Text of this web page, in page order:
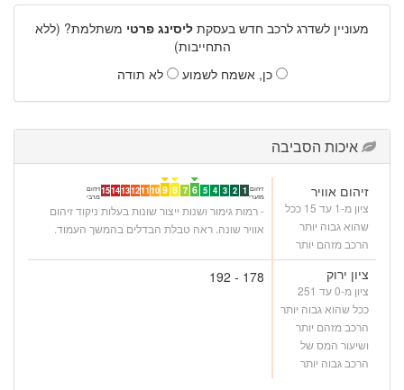
מעוניין לשדרג לרכב חדש בעסקת ליסינג פרטי משתלמת? (ללא
התחייבות)
כן, אשמח לשמוע
לא תודה
איכות הסביבה
זיהום אוויר
ציון מ-1 עד 15 ככל
שהוא גבוה יותר
הרכב מזהם יותר
זיהום
מזערי 1
2
3
4
5
6
7
8
9
10
11
12
13
14
15זיהום
מרבי
- רמות גימור ושנות ייצור שונות בעלות ניקוד זיהום
אוויר שונה. ראה טבלת הבדלים בהמשך העמוד.
ציון ירוק
ציון מ-0 עד 251
ככל שהוא גבוה יותר
הרכב מזהם יותר
ושיעור המס של
הרכב גבוה יותר
178 - 192